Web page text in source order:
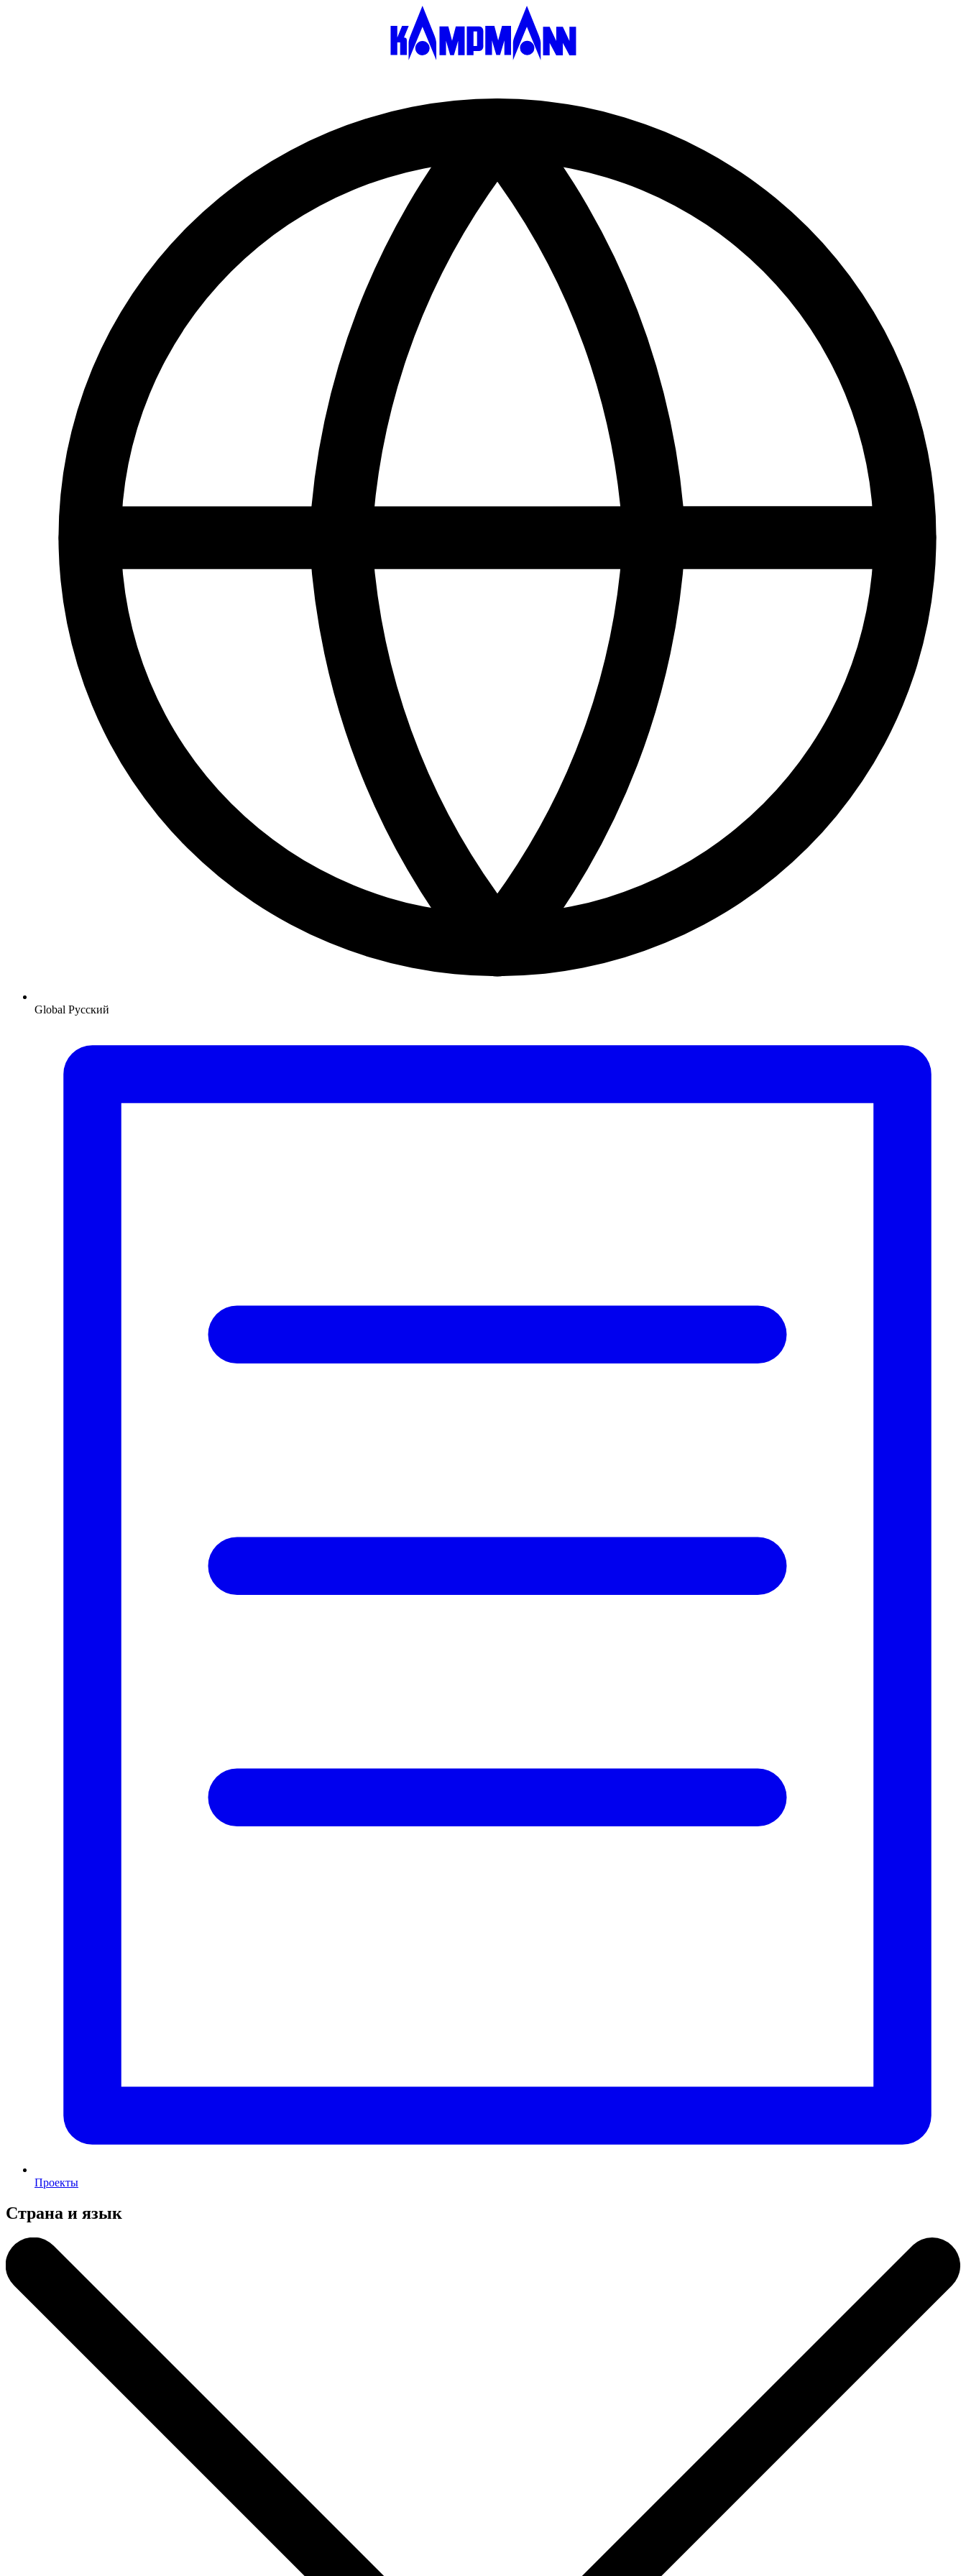
Global Русский
Проекты
Страна и язык